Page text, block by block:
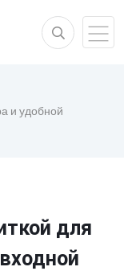
и удобной
для